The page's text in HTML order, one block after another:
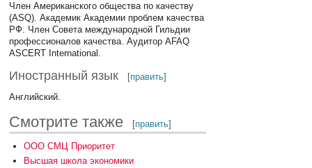
Член Американского общества по качеству
(ASQ). Академик Академии проблем качества
РФ. Член Совета международной Гильдии
профессионалов качества. Аудитор AFAQ
ASCERT International.
Иностранный язык [править]
Английский.
Смотрите также [править]
ООО СМЦ Приоритет
Высшая школа экономики